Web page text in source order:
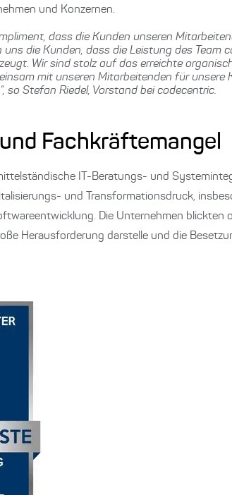
und Konzernen.
dass die Kunden unseren
die Kunden, dass die Leistung des Team
Wir sind stolz auf das erreichte
mit unseren Mitarbeitenden für unsere
so Stefan Riedel, Vorstand bei codecentric.
Fachkräftemangel
IT-Beratungs- und
und Transformationsdruck,
Die Unternehmen
Herausforderung darstelle und die